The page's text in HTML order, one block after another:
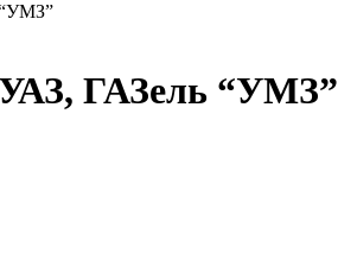
“УМЗ”
ГАЗель “УМЗ”